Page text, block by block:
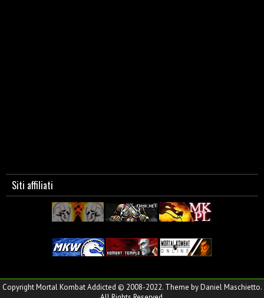
Siti affiliati
Copyright Mortal Kombat Addicted © 2008-2022. Theme by Daniel Maschietto.